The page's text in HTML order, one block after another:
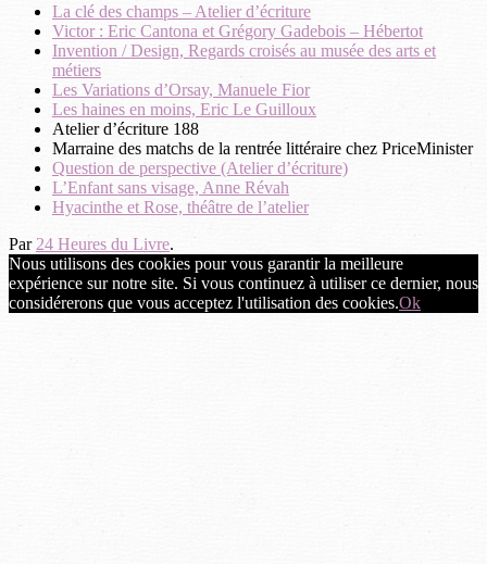
La clé des champs – Atelier d’écriture
Victor : Eric Cantona et Grégory Gadebois – Hébertot
Invention / Design, Regards croisés au musée des arts et
métiers
Les Variations d’Orsay, Manuele Fior
Les haines en moins, Eric Le Guilloux
Atelier d’écriture 188
Marraine des matchs de la rentrée littéraire chez PriceMinister
Question de perspective (Atelier d’écriture)
L’Enfant sans visage, Anne Révah
Hyacinthe et Rose, théâtre de l’atelier
Par 24 Heures du Livre.
Nous utilisons des cookies pour vous garantir la meilleure
expérience sur notre site. Si vous continuez à utiliser ce dernier, nous
considérerons que vous acceptez l'utilisation des cookies.Ok